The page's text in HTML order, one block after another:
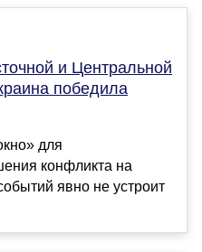
и Центральной
победила
для
конфликта на
явно не устроит